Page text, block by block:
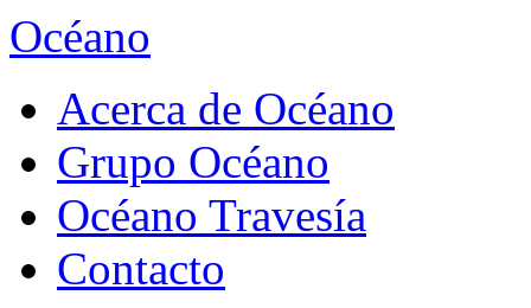
Océano
Acerca de Océano
Grupo Océano
Océano Travesía
Contacto